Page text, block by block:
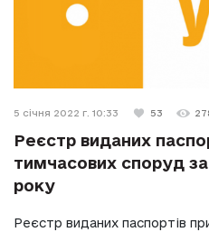
5 січня 2022 г. 10:33 53
Реєстр виданих
тимчасових споруд
року
Реєстр виданих паспортів